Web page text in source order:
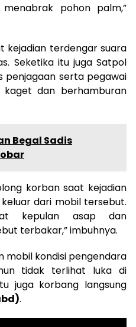
pohon palm,”
kejadian terdengar suara
Seketika itu juga Satpol
penjagaan serta pegawai
dan berhamburan
Begal Sadis
korban saat kejadian
dari mobil tersebut.
kepulan asap dan
terbakar,” imbuhnya.
mobil kondisi pengendara
tidak terlihat luka di
juga korbang langsung
.